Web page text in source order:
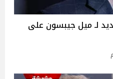
لـ ميل جيبسون على